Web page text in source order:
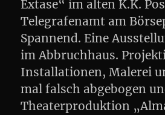
Extase“ im alten K.K.
Telegrafenamt am
Spannend. Eine
im Abbruchhaus.
Installationen, Malerei
mal falsch abgebogen
Theaterproduktion